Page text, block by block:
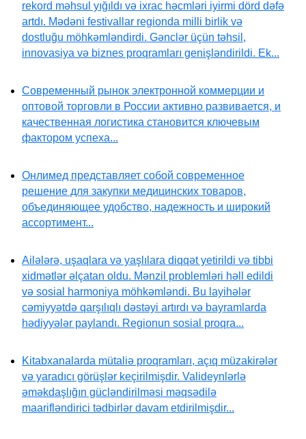
rekord məhsul yığıldı və ixrac həcmləri iyirmi dörd dəfə
artdı. Mədəni festivallar regionda milli birlik və
dostluğu möhkəmləndirdi. Gənclər üçün təhsil,
innovasiya və biznes proqramları genişləndirildi. Ek...
Современный рынок электронной коммерции и
оптовой торговли в России активно развивается, и
качественная логистика становится ключевым
фактором успеха...
Онлимед представляет собой современное
решение для закупки медицинских товаров,
объединяющее удобство, надежность и широкий
ассортимент...
Ailələrə, uşaqlara və yaşlılara diqqət yetirildi və tibbi
xidmətlər əlçatan oldu. Mənzil problemləri həll edildi
və sosial harmoniya möhkəmləndi. Bu layihələr
cəmiyyətdə qarşılıqlı dəstəyi artırdı və bayramlarda
hədiyyələr paylandı. Regionun sosial proqra...
Kitabxanalarda mütaliə proqramları, açıq müzakirələr
və yaradıcı görüşlər keçirilmişdir. Valideynlərlə
əməkdaşlığın gücləndirilməsi məqsədilə
maarifləndirici tədbirlər davam etdirilmişdir...